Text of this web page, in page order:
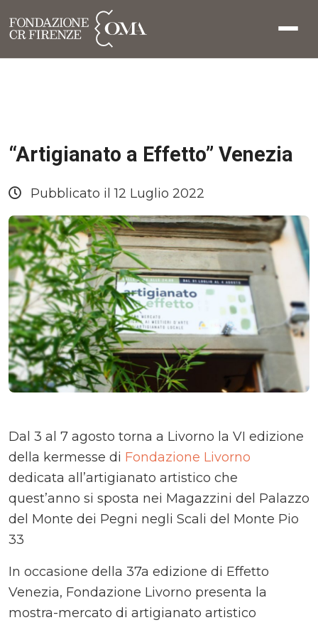
“Artigianato a Effetto” Venezia
Pubblicato il 12 Luglio 2022
Dal 3 al 7 agosto torna a Livorno la VI edizione
della kermesse di Fondazione Livorno
dedicata all’artigianato artistico che
quest’anno si sposta nei Magazzini del Palazzo
del Monte dei Pegni negli Scali del Monte Pio
33
In occasione della 37a edizione di Effetto
Venezia, Fondazione Livorno presenta la
mostra-mercato di artigianato artistico